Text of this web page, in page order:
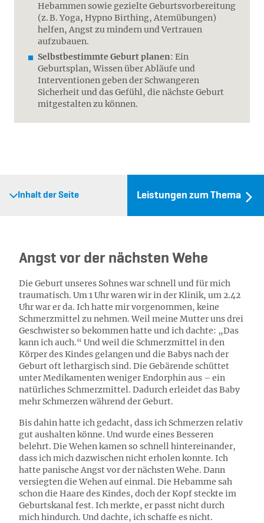
Hebammen sowie gezielte Geburtsvorbereitung
(z. B. Yoga, Hypno Birthing, Atemübungen)
helfen, Angst zu mindern und Vertrauen
aufzubauen.
Selbstbestimmte Geburt planen: Ein
Geburtsplan, Wissen über Abläufe und
Interventionen geben der Schwangeren
Sicherheit und das Gefühl, die nächste Geburt
mitgestalten zu können.
Inhalt der Seite Leistungen zum Thema
Angst vor der nächsten Wehe
Die Geburt unseres Sohnes war schnell und für mich
traumatisch. Um 1 Uhr waren wir in der Klinik, um 2.42
Uhr war er da. Ich hatte mir vorgenommen, keine
Schmerzmittel zu nehmen. Weil meine Mutter uns drei
Geschwister so bekommen hatte und ich dachte: „Das
kann ich auch.“ Und weil die Schmerzmittel in den
Körper des Kindes gelangen und die Babys nach der
Geburt oft lethargisch sind. Die Gebärende schüttet
unter Medikamenten weniger Endorphin aus – ein
natürliches Schmerzmittel. Dadurch erleidet das Baby
mehr Schmerzen während der Geburt.
Bis dahin hatte ich gedacht, dass ich Schmerzen relativ
gut aushalten könne. Und wurde eines Besseren
belehrt. Die Wehen kamen so schnell hintereinander,
dass ich mich dazwischen nicht erholen konnte. Ich
hatte panische Angst vor der nächsten Wehe. Dann
versiegten die Wehen auf einmal. Die Hebamme sah
schon die Haare des Kindes, doch der Kopf steckte im
Geburtskanal fest. Ich merkte, er passt nicht durch
mich hindurch. Und dachte, ich schaffe es nicht.